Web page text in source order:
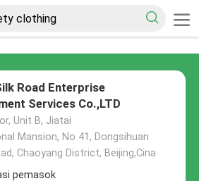
Road Enterprise
Services Co.,LTD
Unit B, Jiatai
Mansion, No 41, Dongsihuan
Chaoyang District, Beijing,Cina
pemasok